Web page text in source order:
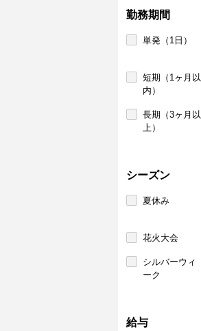
勤務期間
単発（1日）
短期（1ヶ月以
内）
長期（3ヶ月以
上）
シーズン
夏休み
花火大会
シルバーウィ
ーク
給与